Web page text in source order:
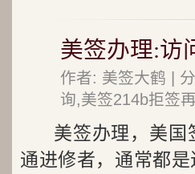
美签办理:访
作者: 美签大鹤 |
询,美签214b拒签
美签办理，美国
通进修者，通常都